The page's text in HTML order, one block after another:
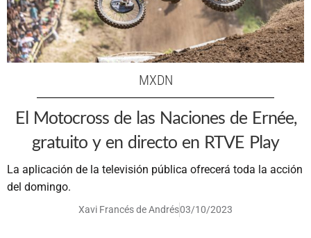
MXDN
El Motocross de las Naciones de Ernée,
gratuito y en directo en RTVE Play
La aplicación de la televisión pública ofrecerá toda la acción
del domingo.
Xavi Francés de Andrés03/10/2023